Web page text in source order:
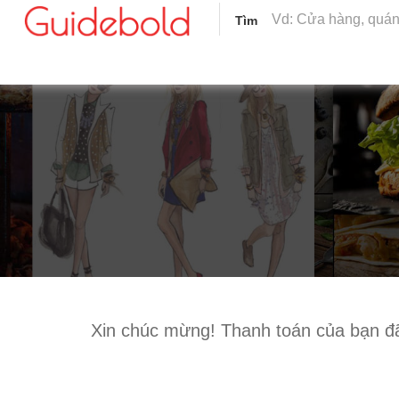
Tìm
Xin chúc mừng! Thanh toán của bạn